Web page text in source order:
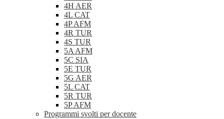
4H AER
4L CAT
4P AFM
4R TUR
4S TUR
5A AFM
5C SIA
5E TUR
5G AER
5L CAT
5R TUR
5P AFM
Programmi svolti per docente